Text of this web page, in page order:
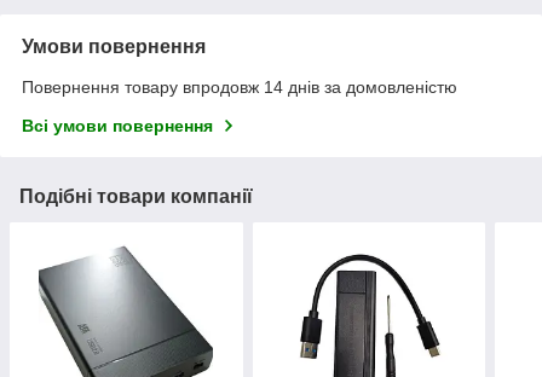
Умови повернення
Повернення товару впродовж 14 днів за домовленістю
Всі умови повернення
Подібні товари компанії